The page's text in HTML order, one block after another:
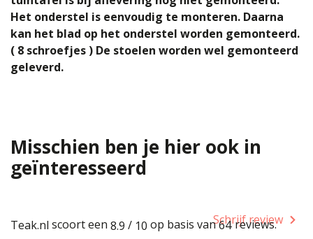
Het onderstel is eenvoudig te monteren. Daarna
kan het blad op het onderstel worden gemonteerd.
( 8 schroefjes ) De stoelen worden wel gemonteerd
geleverd.
Misschien ben je hier ook in
geïnteresseerd
Schrijf review
Teak.nl scoort een 8.9 / 10 op basis van64 reviews.